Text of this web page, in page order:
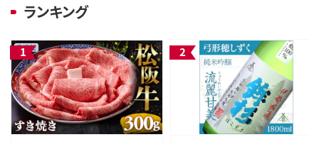
ランキング